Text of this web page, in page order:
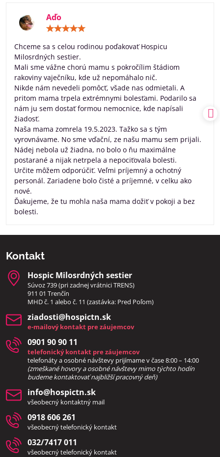
Aďo
5
Chceme sa s celou rodinou poďakovať Hospicu
Milosrdných sestier.
Mali sme vážne chorú mamu s pokročílim štádiom
rakoviny vaječníku, kde už nepomáhalo nič.
Nikde nám nevedeli pomôcť, všade nas odmietali. A
pritom mama trpela extrémnymi bolesťami. Podarilo sa
nám ju sem dostať formou nemocnice, kde napísali
žiadosť.
Naša mama zomrela 19.5.2023. Tažko sa s tým
vyrovnávame. No sme vďační, ze našu mamu sem prijali.
Nádej nebola už žiadna, no bolo o ňu maximálne
postarané a nijak netrpela a nepociťovala bolesti.
Určite môžem odporúčiť. Veľmi príjemný a ochotný
personál. Zariadene bolo čisté a príjemné, v celku ako
nové.
Ďakujeme, že tu mohla naša mama dožiť v pokoji a bez
bolesti.
Kontakt
Hospic Milosrdných sestier
Súvoz 739 (pri zadnej vrátnici TRENS)
911 01 Trenčín
MHD č. 1 alebo č. 11 (zastávka: Pred Poľom)
ziadosti​@hospictn​.sk
e-mailový kontakt pre záujemcov
0901 90 90 11
telefonický kontakt pre záujemcov
telefonáty a osobné návštevy prijímame v čase 8:00 – 14:00
(zmeškané hovory a osobné návštevy mimo týchto hodín
budeme kontaktovať najbližší pracovný deň)
info​@hospictn​.sk
všeobecný kontaktný mail
0918 606 261
všeobecný telefonický kontakt
032/7417 011
všeobecný telefonický kontakt